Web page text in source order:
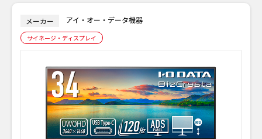
メーカー アイ・オー・データ機器
サイネージ・ディスプレイ